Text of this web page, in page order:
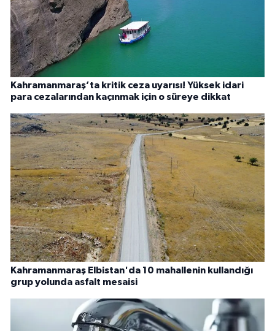
Kahramanmaraş’ta kritik ceza uyarısı! Yüksek idari
para cezalarından kaçınmak için o süreye dikkat
Kahramanmaraş Elbistan'da 10 mahallenin kullandığı
grup yolunda asfalt mesaisi